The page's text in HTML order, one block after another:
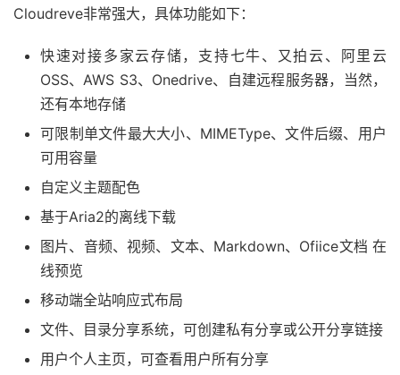
Cloudreve非常强大，具体功能如下：
快速对接多家云存储，支持七牛、又拍云、阿里云
OSS、AWS S3、Onedrive、自建远程服务器，当然，
还有本地存储
可限制单文件最大大小、MIMEType、文件后缀、用户
可用容量
自定义主题配色
基于Aria2的离线下载
图片、音频、视频、文本、Markdown、Ofiice文档 在
线预览
移动端全站响应式布局
文件、目录分享系统，可创建私有分享或公开分享链接
用户个人主页，可查看用户所有分享